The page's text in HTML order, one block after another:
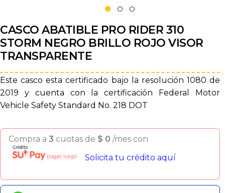
CASCO ABATIBLE PRO RIDER 310
STORM NEGRO BRILLO ROJO VISOR
TRANSPARENTE
Este casco esta certificado bajo la resolución 1080 de
2019 y cuenta con la certificación Federal Motor
Vehicle Safety Standard No. 218 DOT
Compra a 3 cuotas de $ 0 /mes con
Solicita tu crédito aquí